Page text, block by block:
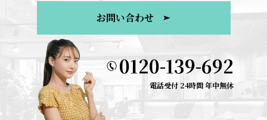
お問い合わせ
0120-139-692
電話受付 24時間 年中無休